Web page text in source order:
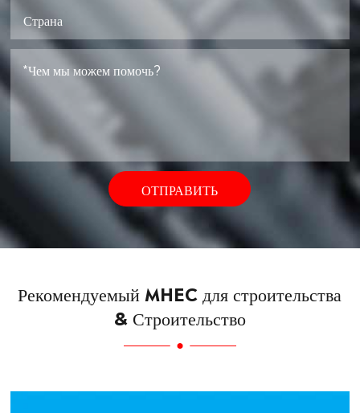
ОТПРАВИТЬ
Рекомендуемый MHEC для строительства
& Строительство